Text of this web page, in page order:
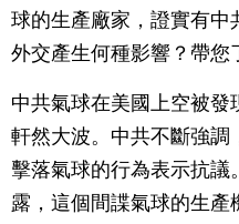
球的生產廠家，證實有中
外交產生何種影響？帶您
中共氣球在美國上空被發
軒然大波。中共不斷強調
擊落氣球的行為表示抗議
露，這個間諜氣球的生